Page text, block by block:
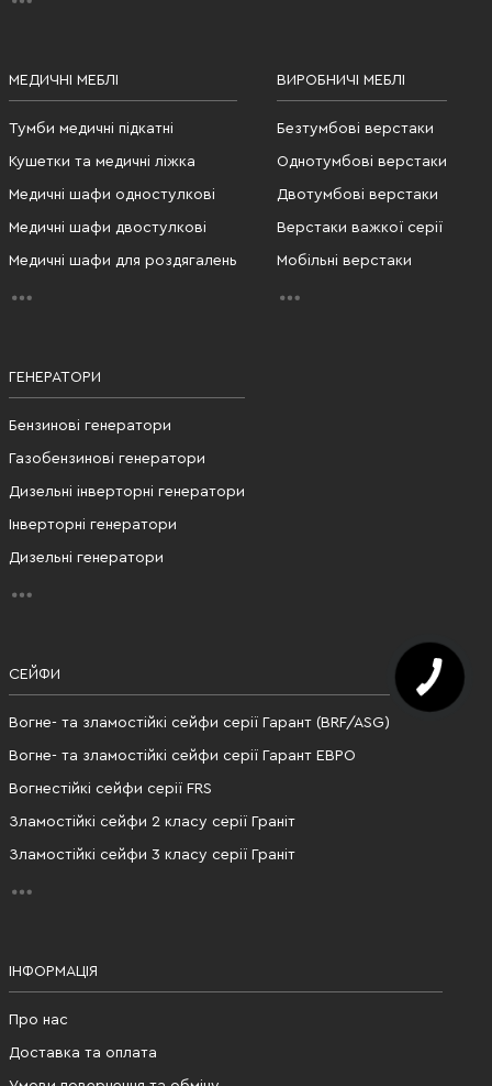
МЕДИЧНІ МЕБЛІ
Тумби медичні підкатні
Кушетки та медичні ліжка
Медичні шафи одностулкові
Медичні шафи двостулкові
Медичні шафи для роздягалень
ВИРОБНИЧІ МЕБЛІ
Безтумбові верстаки
Однотумбові верстаки
Двотумбові верстаки
Верстаки важкої серії
Мобільні верстаки
ГЕНЕРАТОРИ
Бензинові генератори
Газобензинові генератори
Дизельні інверторні генератори
Інверторні генератори
Дизельні генератори
СЕЙФИ
Вогне- та зламостійкі сейфи серії Гарант (BRF/ASG)
Вогне- та зламостійкі сейфи серії Гарант ЕВРО
Вогнестійкі сейфи серії FRS
Зламостійкі сейфи 2 класу серії Граніт
Зламостійкі сейфи 3 класу серії Граніт
ІНФОРМАЦІЯ
Про нас
Доставка та оплата